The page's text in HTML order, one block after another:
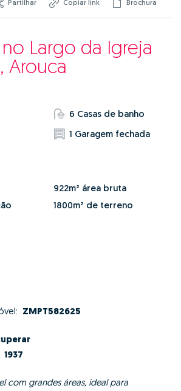
Partilhar Copiar link Brochura
Largo da Igreja
Arouca
6 Casas de banho
1 Garagem fechada
922m² área bruta
1800m² de terreno
ZMPT582625
1937
com grandes áreas, ideal para